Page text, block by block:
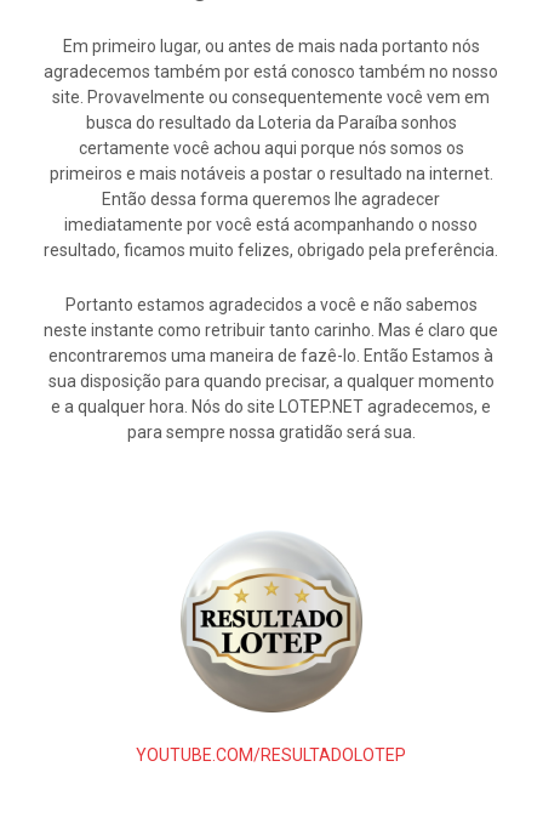
Em primeiro lugar, ou antes de mais nada portanto nós
agradecemos também por está conosco também no nosso
site. Provavelmente ou consequentemente você vem em
busca do resultado da Loteria da Paraíba sonhos
certamente você achou aqui porque nós somos os
primeiros e mais notáveis a postar o resultado na internet.
Então dessa forma queremos lhe agradecer
imediatamente por você está acompanhando o nosso
resultado, ficamos muito felizes, obrigado pela preferência.
Portanto estamos agradecidos a você e não sabemos
neste instante como retribuir tanto carinho. Mas é claro que
encontraremos uma maneira de fazê-lo. Então Estamos à
sua disposição para quando precisar, a qualquer momento
e a qualquer hora. Nós do site LOTEP.NET agradecemos, e
para sempre nossa gratidão será sua.
YOUTUBE.COM/RESULTADOLOTEP